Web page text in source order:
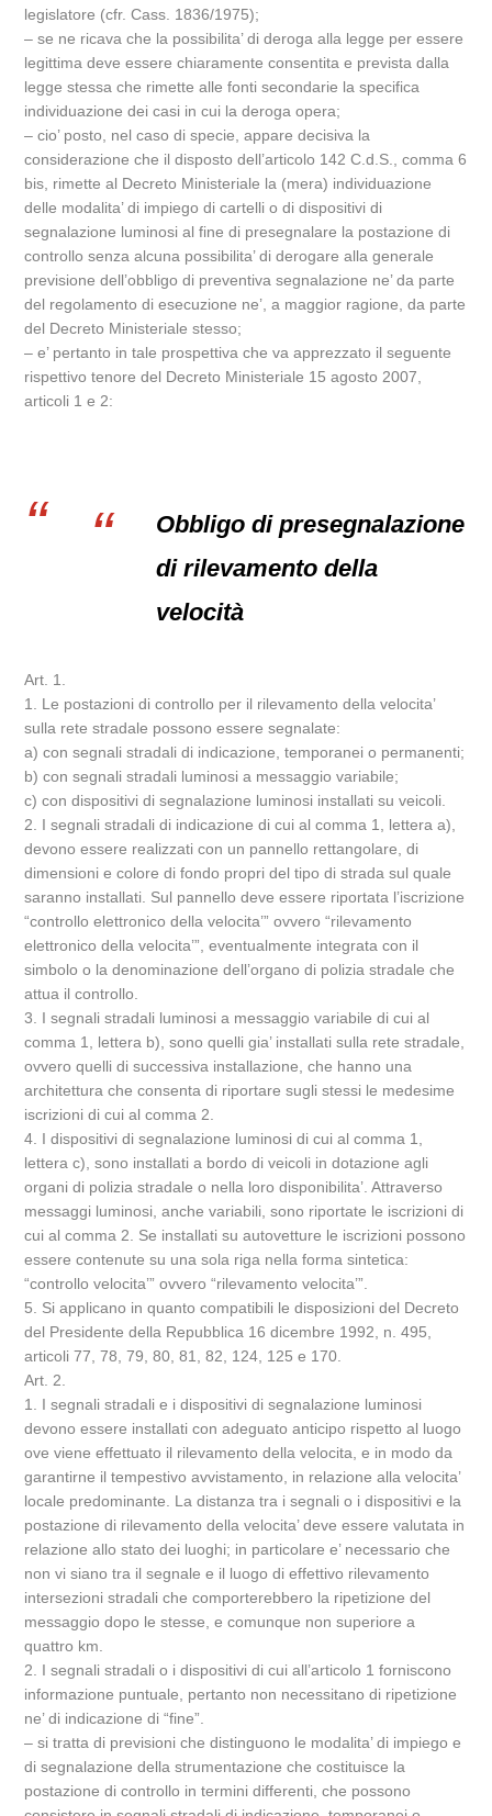
legislatore (cfr. Cass. 1836/1975);
– se ne ricava che la possibilita’ di deroga alla legge per essere
legittima deve essere chiaramente consentita e prevista dalla
legge stessa che rimette alle fonti secondarie la specifica
individuazione dei casi in cui la deroga opera;
– cio’ posto, nel caso di specie, appare decisiva la
considerazione che il disposto dell’articolo 142 C.d.S., comma 6
bis, rimette al Decreto Ministeriale la (mera) individuazione
delle modalita’ di impiego di cartelli o di dispositivi di
segnalazione luminosi al fine di presegnalare la postazione di
controllo senza alcuna possibilita’ di derogare alla generale
previsione dell’obbligo di preventiva segnalazione ne’ da parte
del regolamento di esecuzione ne’, a maggior ragione, da parte
del Decreto Ministeriale stesso;
– e’ pertanto in tale prospettiva che va apprezzato il seguente
rispettivo tenore del Decreto Ministeriale 15 agosto 2007,
articoli 1 e 2:
Obbligo di presegnalazione
di rilevamento della
velocità
Art. 1.
1. Le postazioni di controllo per il rilevamento della velocita’
sulla rete stradale possono essere segnalate:
a) con segnali stradali di indicazione, temporanei o permanenti;
b) con segnali stradali luminosi a messaggio variabile;
c) con dispositivi di segnalazione luminosi installati su veicoli.
2. I segnali stradali di indicazione di cui al comma 1, lettera a),
devono essere realizzati con un pannello rettangolare, di
dimensioni e colore di fondo propri del tipo di strada sul quale
saranno installati. Sul pannello deve essere riportata l’iscrizione
“controllo elettronico della velocita’” ovvero “rilevamento
elettronico della velocita’”, eventualmente integrata con il
simbolo o la denominazione dell’organo di polizia stradale che
attua il controllo.
3. I segnali stradali luminosi a messaggio variabile di cui al
comma 1, lettera b), sono quelli gia’ installati sulla rete stradale,
ovvero quelli di successiva installazione, che hanno una
architettura che consenta di riportare sugli stessi le medesime
iscrizioni di cui al comma 2.
4. I dispositivi di segnalazione luminosi di cui al comma 1,
lettera c), sono installati a bordo di veicoli in dotazione agli
organi di polizia stradale o nella loro disponibilita’. Attraverso
messaggi luminosi, anche variabili, sono riportate le iscrizioni di
cui al comma 2. Se installati su autovetture le iscrizioni possono
essere contenute su una sola riga nella forma sintetica:
“controllo velocita’” ovvero “rilevamento velocita’”.
5. Si applicano in quanto compatibili le disposizioni del Decreto
del Presidente della Repubblica 16 dicembre 1992, n. 495,
articoli 77, 78, 79, 80, 81, 82, 124, 125 e 170.
Art. 2.
1. I segnali stradali e i dispositivi di segnalazione luminosi
devono essere installati con adeguato anticipo rispetto al luogo
ove viene effettuato il rilevamento della velocita, e in modo da
garantirne il tempestivo avvistamento, in relazione alla velocita’
locale predominante. La distanza tra i segnali o i dispositivi e la
postazione di rilevamento della velocita’ deve essere valutata in
relazione allo stato dei luoghi; in particolare e’ necessario che
non vi siano tra il segnale e il luogo di effettivo rilevamento
intersezioni stradali che comporterebbero la ripetizione del
messaggio dopo le stesse, e comunque non superiore a
quattro km.
2. I segnali stradali o i dispositivi di cui all’articolo 1 forniscono
informazione puntuale, pertanto non necessitano di ripetizione
ne’ di indicazione di “fine”.
– si tratta di previsioni che distinguono le modalita’ di impiego e
di segnalazione della strumentazione che costituisce la
postazione di controllo in termini differenti, che possono